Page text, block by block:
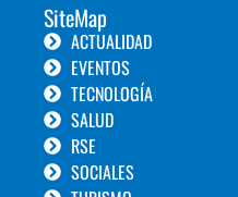
SiteMap
ACTUALIDAD
EVENTOS
TECNOLOGÍA
SALUD
RSE
SOCIALES